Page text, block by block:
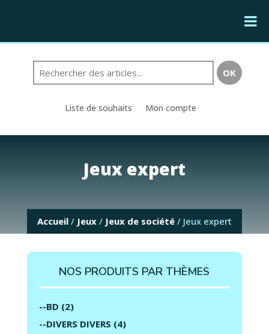
Liste de souhaits Mon compte
Jeux expert
Accueil/ Jeux/ Jeux de société/ Jeux expert
NOS PRODUITS PAR THÈMES
--BD (2)
--DIVERS DIVERS (4)